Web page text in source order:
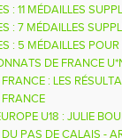
: 11 MÉDAILLES
: 7 MÉDAILLES
: 5 MÉDAILLES POUR
DE FRANCE
: LES
U18 : JULIE
DU PAS DE CALAIS -